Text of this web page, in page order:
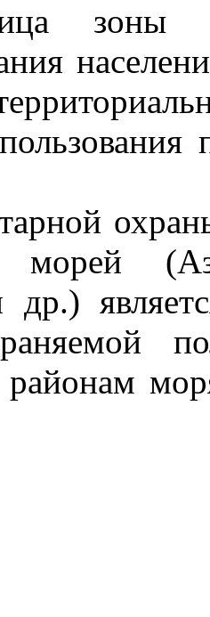
зоны
морей
др.)